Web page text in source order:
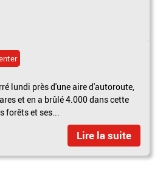
lundi près d'une aire d'autoroute,
et en a brûlé 4.000 dans cette
forêts et ses...
Lire la suite